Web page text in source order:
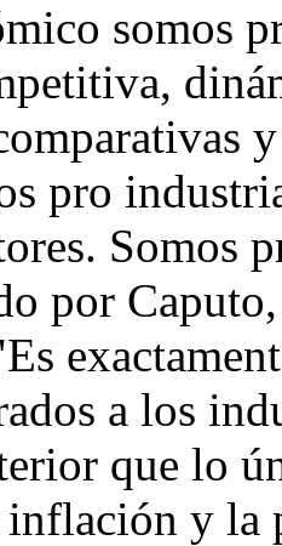
somos
pro
Somos
por
a los
que lo
y la